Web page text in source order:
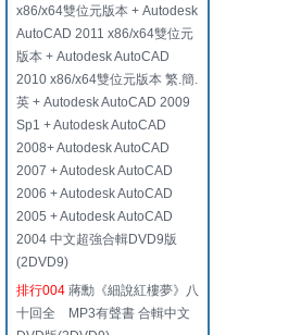
x86/x64雙位元版本 + Autodesk
AutoCAD 2011 x86/x64雙位元
版本 + Autodesk AutoCAD
2010 x86/x64雙位元版本 繁.簡.
英 + Autodesk AutoCAD 2009
Sp1 + Autodesk AutoCAD
2008+ Autodesk AutoCAD
2007 + Autodesk AutoCAD
2006 + Autodesk AutoCAD
2005 + Autodesk AutoCAD
2004 中文超強合輯DVD9版
(2DVD9)
排行004 蔣勳《細說紅樓夢》八
十回全 MP3有聲書 合輯中文